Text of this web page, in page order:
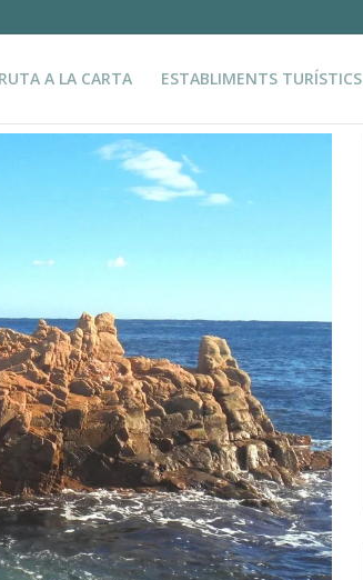
A LA CARTA ESTABLIMENTS TURÍSTICS